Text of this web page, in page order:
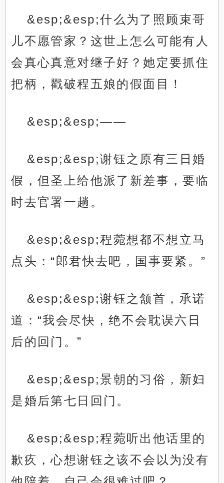
&esp;&esp;什么为了照顾束哥
儿不愿管家？这世上怎么可能有人
会真心真意对继子好？她定要抓住
把柄，戳破程五娘的假面目！
&esp;&esp;——
&esp;&esp;谢钰之原有三日婚
假，但圣上给他派了新差事，要临
时去官署一趟。
&esp;&esp;程菀想都不想立马
点头：“郎君快去吧，国事要紧。”
&esp;&esp;谢钰之颔首，承诺
道：“我会尽快，绝不会耽误六日
后的回门。”
&esp;&esp;景朝的习俗，新妇
是婚后第七日回门。
&esp;&esp;程菀听出他话里的
歉疚，心想谢钰之该不会以为没有